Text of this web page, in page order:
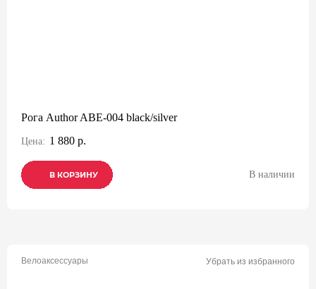
Рога Author ABE-004 black/silver
Цена: 1 880 р.
В КОРЗИНУ
В КОРЗИНУ
В КОРЗИНУ В наличии
Велоаксессуары Убрать из избранного